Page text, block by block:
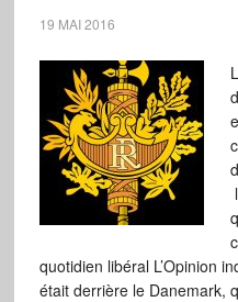
19 MAI 2016
quotidien libéral L’Opinion
était derrière le Danemark,